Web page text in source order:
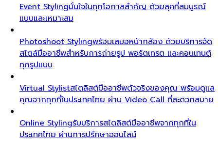
Event Stylingมั่นใจในทุกโอกาสสำคัญ ด้วยลุคที่สมบูรณ์
แบบและเหมาะสม
Photoshoot Stylingพร้อมเสมอหน้ากล้อง ด้วยบริการจัด
สไตล์มืออาชีพสำหรับการถ่ายรูป พอร์ตเทรต และคอนเทนต์
ทุกรูปแบบ
Virtual Stylistสไตลิสต์มืออาชีพตัวจริงของคุณ พร้อมดูแล
คุณจากทุกที่ในประเทศไทย ผ่าน Video Call ที่สะดวกสบาย
Online Stylingรับบริการสไตลิสต์มืออาชีพจากทุกที่ใน
ประเทศไทย ผ่านการปรึกษาออนไลน์